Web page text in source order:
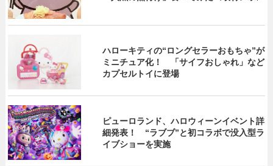
ハローキティの“ロングセラーおもちゃ”が
ミニチュア化！ 「サイフおしゃれ」など
カプセルトイに登場
ピューロランド、ハロウィーンイベント詳
細発表！ “ラブブ”と初コラボで没入型ラ
イブショーを実施